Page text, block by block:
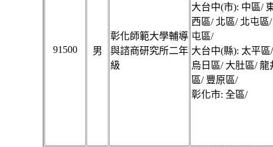
91500 男
彰化師範大學輔導
與諮商研究所二年
級
大台中(市): 中區/
西區/ 北區/ 北屯區
屯區/
大台中(縣): 太平區
烏日區/ 大肚區/ 龍
區/ 豐原區/
彰化市: 全區/